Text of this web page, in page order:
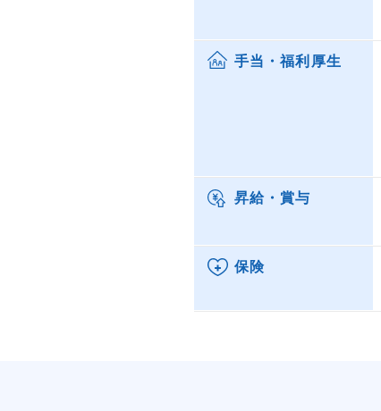
手当・福利厚生
昇給・賞与
保険